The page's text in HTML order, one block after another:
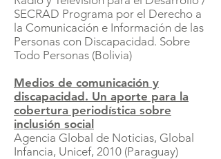
SECRAD Programa por el Derecho a
la Comunicación e Información de las
Personas con Discapacidad. Sobre
Todo Personas (Bolivia)
Medios de comunicación y
discapacidad. Un aporte para la
cobertura periodística sobre
inclusión social
Agencia Global de Noticias, Global
Infancia, Unicef, 2010 (Paraguay)